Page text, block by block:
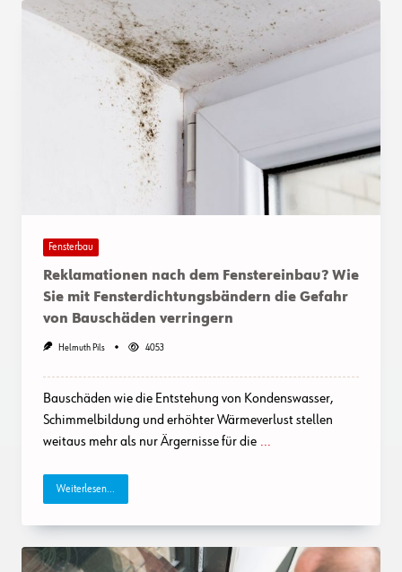
Fensterbau
Reklamationen nach dem Fenstereinbau? Wie
Sie mit Fensterdichtungsbändern die Gefahr
von Bauschäden verringern
Helmuth Pils 4053
Bauschäden wie die Entstehung von Kondenswasser,
Schimmelbildung und erhöhter Wärmeverlust stellen
weitaus mehr als nur Ärgernisse für die ...
Weiterlesen...